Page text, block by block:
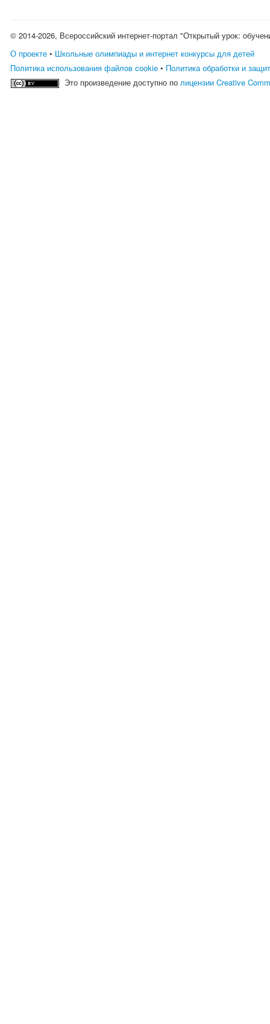
© 2014-2026, Всероссийский интернет-портал "Открытый урок:
О проекте • Школьные олимпиады и интернет конкурсы для детей
Политика использования файлов cookie • Политика обработки и
Это произведение доступно полицензии Creative